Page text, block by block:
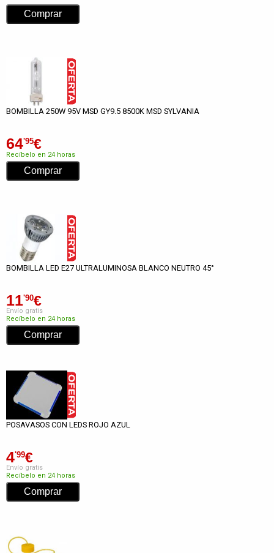
BOMBILLA 250W 95V MSD GY9.5 8500K MSD SYLVANIA
64'95€
Recíbelo en 24 horas
BOMBILLA LED E27 ULTRALUMINOSA BLANCO NEUTRO 45°
11'90€
Envío gratis
Recíbelo en 24 horas
POSAVASOS CON LEDS ROJO AZUL
4'99€
Envío gratis
Recíbelo en 24 horas